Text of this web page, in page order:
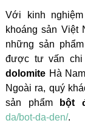
Với kinh
khoáng sản Việt
những sản
được tư vấn chi
dolomiteHà
Ngoài ra, quý
sản phẩm
bột
da/bot-da-den/.